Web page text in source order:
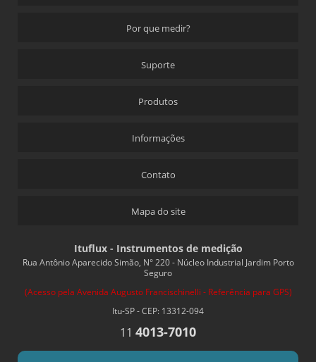
Por que medir?
Suporte
Produtos
Informações
Contato
Mapa do site
Ituflux - Instrumentos de medição
Rua Antônio Aparecido Simão, N° 220 - Núcleo Industrial Jardim Porto
Seguro
(Acesso pela Avenida Augusto Francischinelli - Referência para GPS)
Itu-SP - CEP: 13312-094
11 4013-7010